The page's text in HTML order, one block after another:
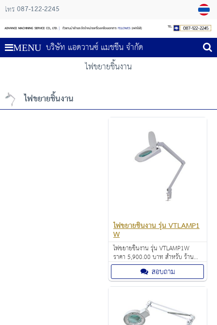
โทร 087-122-2245
MENU บริษัท แอดวานซ์ แมชชีน จำกัด
ไฟขยายชิ้นงาน
ไฟขยายชิ้นงาน
ไฟขยายชิ้นงาน รุ่น VTLAMP1
W
ไฟขยายชิ้นงาน รุ่น VTLAMP1W
ราคา 5,900.00 บาท สำหรับ ร้าน
ทำฟัน โรงพยาบาล ห้องแลบ งาน
อดิเรก งานอิเล็คทรอนิกส์
สอบถาม